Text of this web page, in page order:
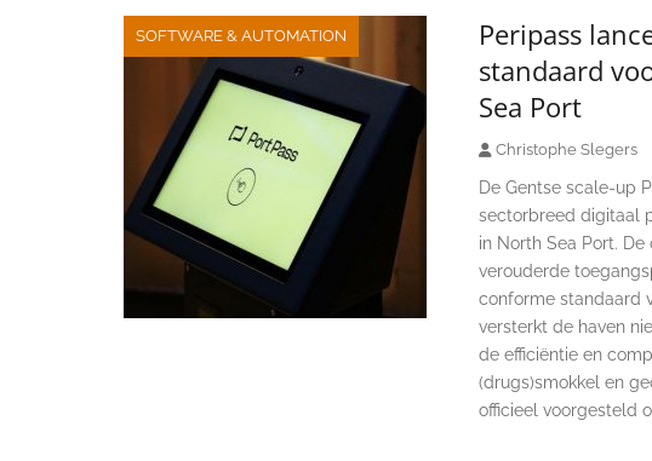
SOFTWARE & AUTOMATION
Peripass
standaard
Sea Port
Christophe Slegers
De Gentse scale-up
sectorbreed digitaal
in North Sea Port.
verouderde
conforme standaard
versterkt de haven
de efficiëntie en
(drugs)smokkel en
officieel voorgesteld